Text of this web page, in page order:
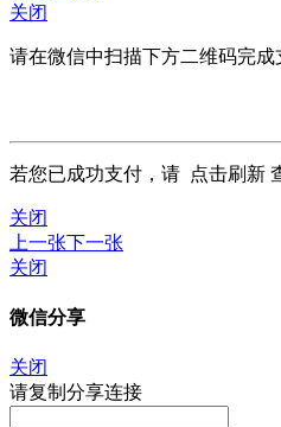
关闭
请在微信中扫描下方二维码完成
若您已成功支付，请 点击刷新
关闭
上一张下一张
关闭
微信分享
关闭
请复制分享连接